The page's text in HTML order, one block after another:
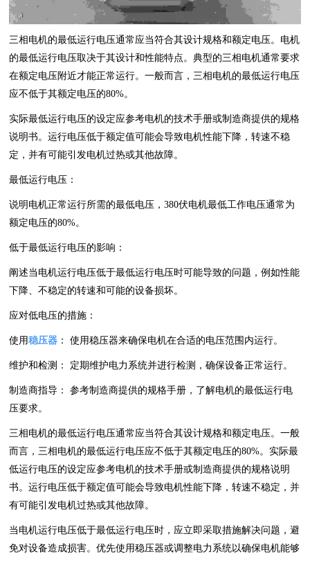
三相电机的最低运行电压通常应当符合其设计规格和额定电压。电机
的最低运行电压取决于其设计和性能特点。典型的三相电机通常要求
在额定电压附近才能正常运行。一般而言，三相电机的最低运行电压
应不低于其额定电压的80%。
实际最低运行电压的设定应参考电机的技术手册或制造商提供的规格
说明书。运行电压低于额定值可能会导致电机性能下降，转速不稳
定，并有可能引发电机过热或其他故障。
最低运行电压：
说明电机正常运行所需的最低电压，380伏电机最低工作电压通常为
额定电压的80%。
低于最低运行电压的影响：
阐述当电机运行电压低于最低运行电压时可能导致的问题，例如性能
下降、不稳定的转速和可能的设备损坏。
应对低电压的措施：
使用稳压器 ： 使用稳压器来确保电机在合适的电压范围内运行。
维护和检测： 定期维护电力系统并进行检测，确保设备正常运行。
制造商指导： 参考制造商提供的规格手册，了解电机的最低运行电
压要求。
三相电机的最低运行电压通常应当符合其设计规格和额定电压。一般
而言，三相电机的最低运行电压应不低于其额定电压的80%。实际最
低运行电压的设定应参考电机的技术手册或制造商提供的规格说明
书。运行电压低于额定值可能会导致电机性能下降，转速不稳定，并
有可能引发电机过热或其他故障。
当电机运行电压低于最低运行电压时，应立即采取措施解决问题，避
免对设备造成损害。优先使用稳压器或调整电力系统以确保电机能够